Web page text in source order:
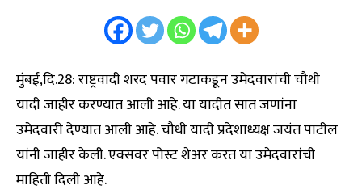
मुंबई,दि.28: राष्ट्रवादी शरद पवार गटाकडून उमेदवारांची चौथी
यादी जाहीर करण्यात आली आहे. या यादीत सात जणांना
उमेदवारी देण्यात आली आहे. चौथी यादी प्रदेशाध्यक्ष जयंत पाटील
यांनी जाहीर केली. एक्सवर पोस्ट शेअर करत या उमेदवारांची
माहिती दिली आहे.